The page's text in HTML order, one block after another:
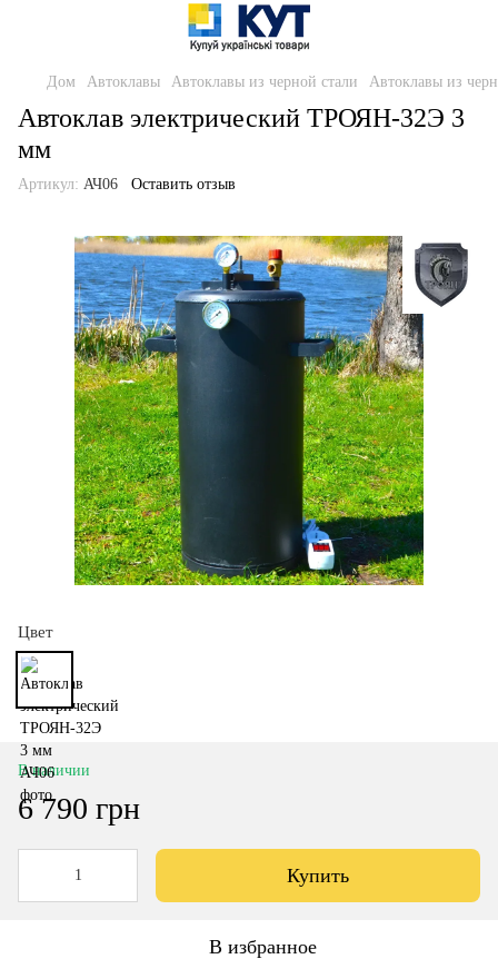
Дом Автоклавы Автоклавы из черной стали Автоклавы из
Автоклав электрический ТРОЯН-32Э 3
мм
Артикул: АЧ06 Оставить отзыв
Цвет
В наличии
6 790 грн
Купить
В избранное